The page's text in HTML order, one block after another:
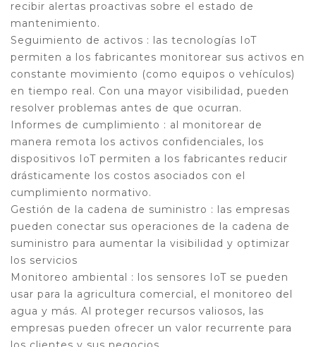
recibir alertas proactivas sobre el estado de
mantenimiento.
Seguimiento de activos : las tecnologías IoT
permiten a los fabricantes monitorear sus activos en
constante movimiento (como equipos o vehículos)
en tiempo real. Con una mayor visibilidad, pueden
resolver problemas antes de que ocurran.
Informes de cumplimiento : al monitorear de
manera remota los activos confidenciales, los
dispositivos IoT permiten a los fabricantes reducir
drásticamente los costos asociados con el
cumplimiento normativo.
Gestión de la cadena de suministro : las empresas
pueden conectar sus operaciones de la cadena de
suministro para aumentar la visibilidad y optimizar
los servicios
Monitoreo ambiental : los sensores IoT se pueden
usar para la agricultura comercial, el monitoreo del
agua y más. Al proteger recursos valiosos, las
empresas pueden ofrecer un valor recurrente para